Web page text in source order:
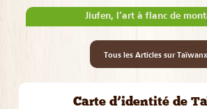
Jiufen, l’art à flanc de
Tous les Articles sur Taïwan
Carte d’identité de